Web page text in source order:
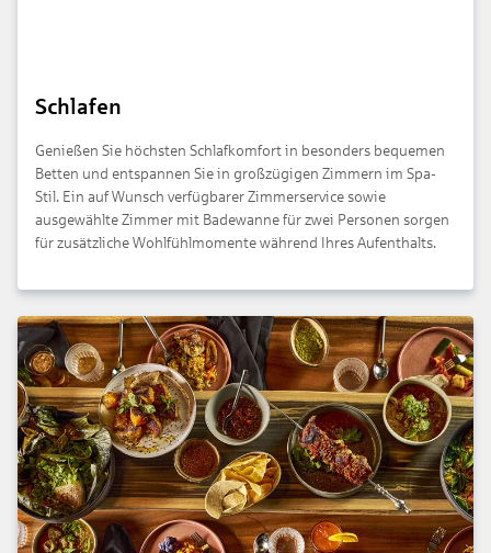
Schlafen
Genießen Sie höchsten Schlafkomfort in besonders bequemen
Betten und entspannen Sie in großzügigen Zimmern im Spa-
Stil. Ein auf Wunsch verfügbarer Zimmerservice sowie
ausgewählte Zimmer mit Badewanne für zwei Personen sorgen
für zusätzliche Wohlfühlmomente während Ihres Aufenthalts.